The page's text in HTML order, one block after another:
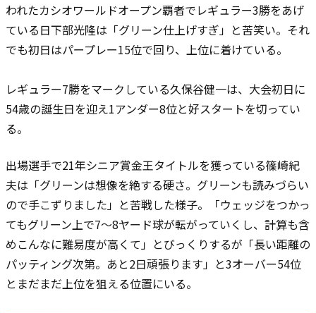
われたカシオワールドオープン覇者でレギュラー3勝をあげ
ている日下部光隆は「グリーン仕上げすぎ」と苦笑い。それ
でも初日はパープレー15位で回り、上位に着けている。
レギュラー7勝をマークしている久保谷健一は、大会初日に
54歳の誕生日を迎え1アンダー8位と好スタートを切ってい
る。
出場選手で21年シニア賞金王タイトルを獲っている篠崎紀
夫は「グリーンは想像を絶する硬さ。グリーンも読みづらい
ので手こずりました」と苦戦した様子。
「ウェッジをつかっ
てもグリーン上で7～8ヤード球が転がっていくし、計算も含
めこんなに難易度が高くて」とびっくりするが「長い距離の
パッティング次第。あと2日頑張ります」と3オーバー54位
とまだまだ上位を狙える位置にいる。